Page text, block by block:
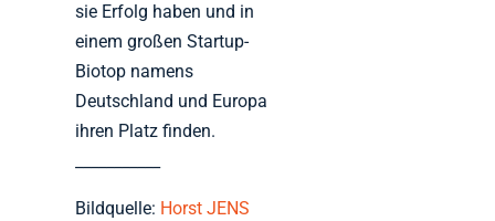
sie Erfolg haben und in
einem großen Startup-
Biotop namens
Deutschland und Europa
ihren Platz finden.
Bildquelle: Horst JENS